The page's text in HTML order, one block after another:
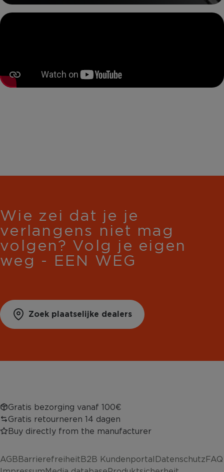
Wie zei dat je je
verlangens niet mag
volgen? Volg je eigen
weg - EEN WEG
Zoek plaatselijke dealers
Gratis bezorging vanaf 100€
Gratis retourneren 14 dagen
Buy directly from the manufacturer
AGBBarrierefreiheitB2B Kundenportal DatenschutzFAQ